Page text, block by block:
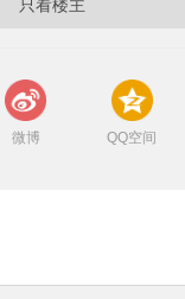
只看楼主
微博 QQ空间